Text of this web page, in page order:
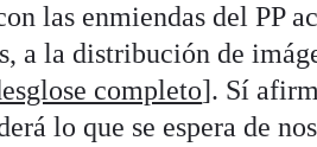
las enmiendas del PP
a la distribución de
completo]. Sí
lo que se espera de